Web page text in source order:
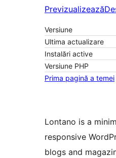
Previzualizează
Versiune
Ultima actualizare
Instalări active
Versiune PHP
Prima pagină a temei
Lontano is a
responsive
blogs and